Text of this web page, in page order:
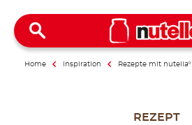
Home Inspiration Rezepte mit nutella®
REZEPT